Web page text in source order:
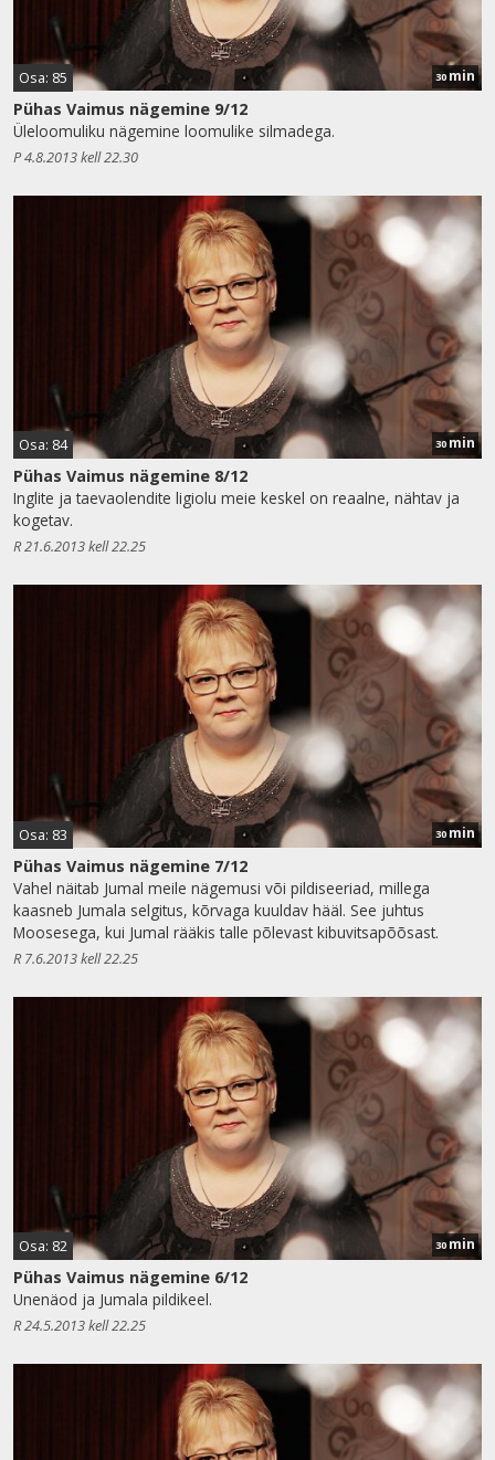
Osa: 85 30 min
Pühas Vaimus nägemine 9/12
Üleloomuliku nägemine loomulike silmadega.
P 4.8.2013 kell 22.30
Osa: 84 30 min
Pühas Vaimus nägemine 8/12
Inglite ja taevaolendite ligiolu meie keskel on reaalne, nähtav ja
kogetav.
R 21.6.2013 kell 22.25
Osa: 83 30 min
Pühas Vaimus nägemine 7/12
Vahel näitab Jumal meile nägemusi või pildiseeriad, millega
kaasneb Jumala selgitus, kõrvaga kuuldav hääl. See juhtus
Moosesega, kui Jumal rääkis talle põlevast kibuvitsapõõsast.
R 7.6.2013 kell 22.25
Osa: 82 30 min
Pühas Vaimus nägemine 6/12
Unenäod ja Jumala pildikeel.
R 24.5.2013 kell 22.25